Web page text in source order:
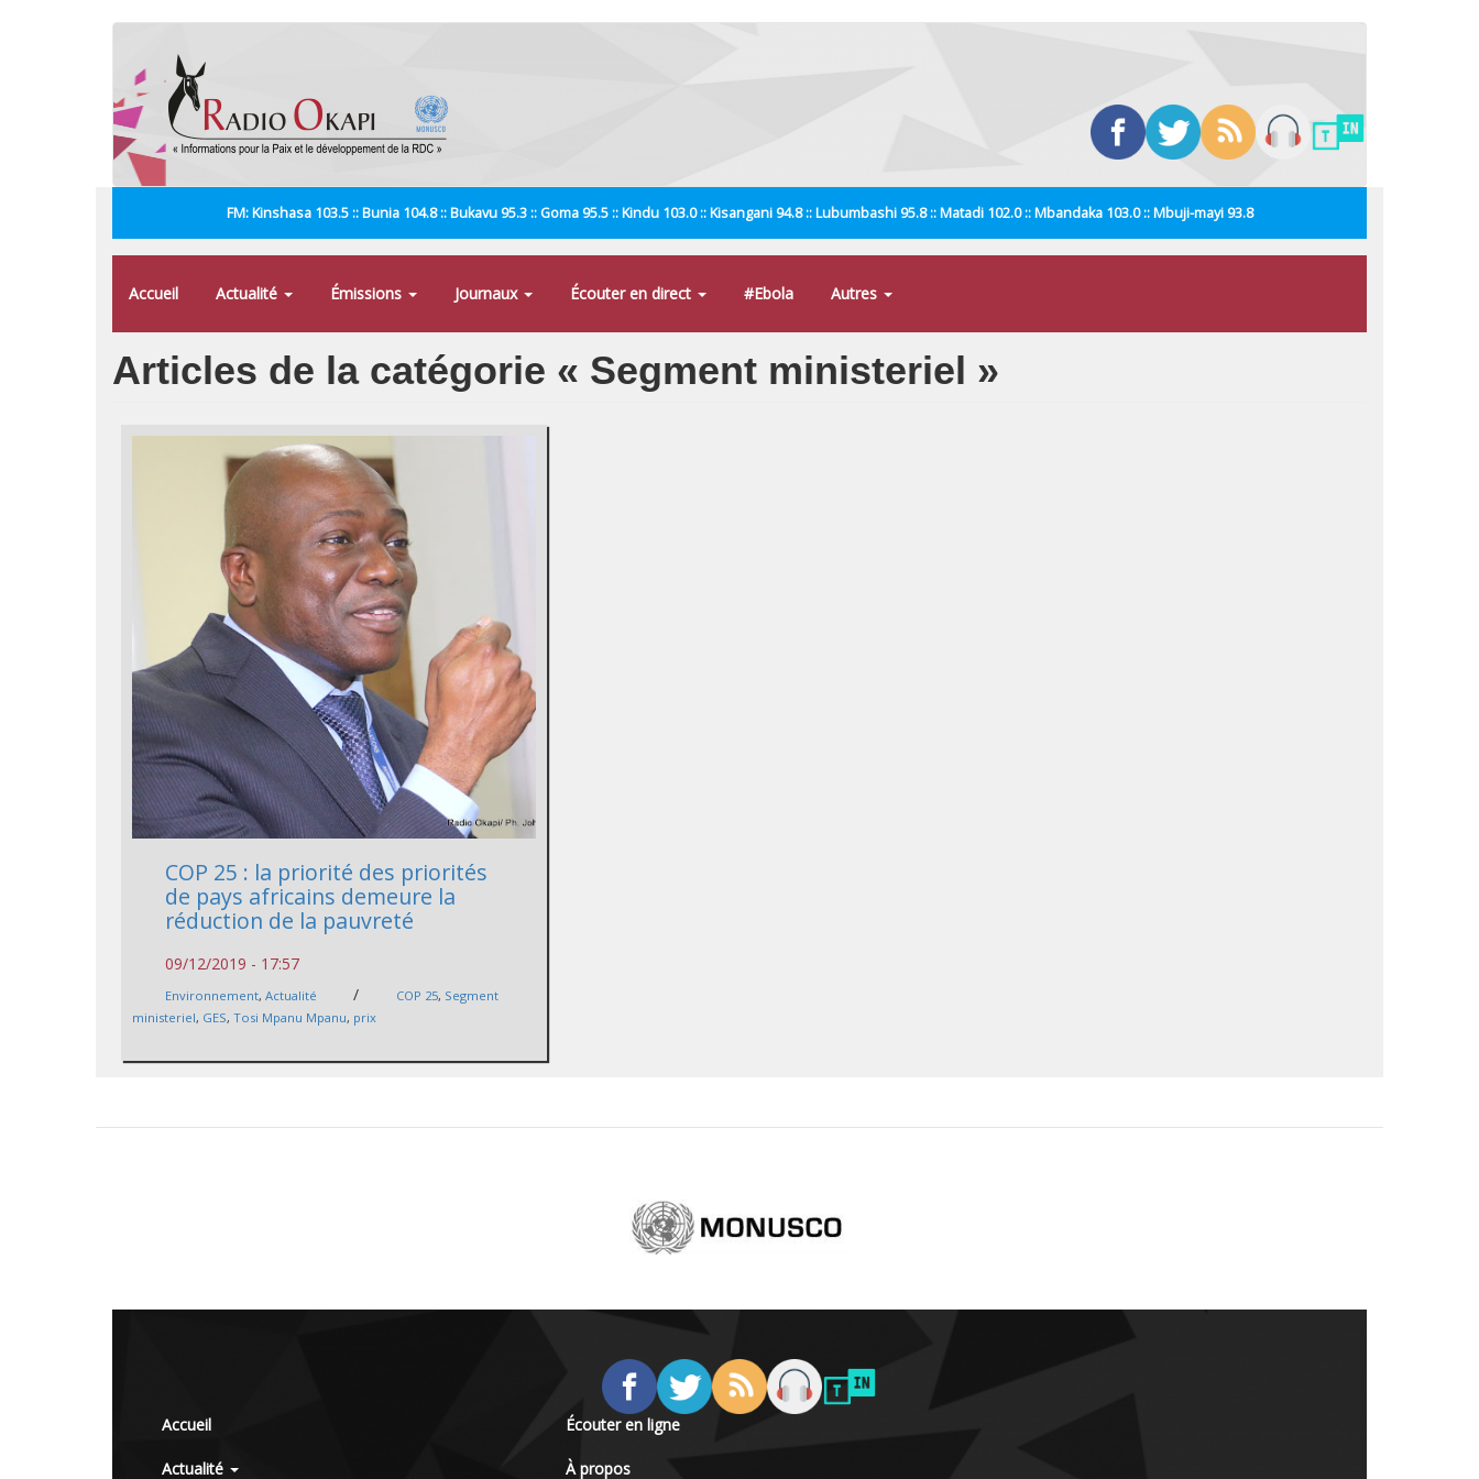
FM: Kinshasa 103.5 :: Bunia 104.8 :: Bukavu 95.3 :: Goma 95.5 :: Kindu 103.0 :: Kisangani 94.8 :: Lubumbashi 95.8 :: Matadi 102.0 :: Mbandaka 103.0 :: Mbuji-mayi 93.8
Accueil Actualité Émissions Journaux Écouter en direct #Ebola Autres
Articles de la catégorie « Segment ministeriel »
COP 25 : la priorité des priorités
de pays africains demeure la
réduction de la pauvreté
09/12/2019 - 17:57
Environnement,Actualité / COP 25, Segment
ministeriel, GES,Tosi Mpanu Mpanu, prix
Accueil
Actualité
Écouter en ligne
À propos